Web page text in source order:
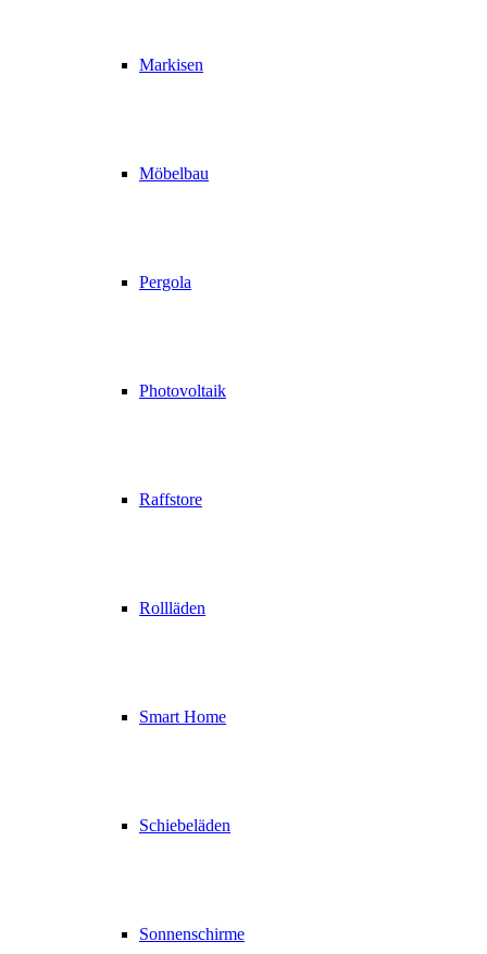
Markisen
Möbelbau
Pergola
Photovoltaik
Raffstore
Rollläden
Smart Home
Schiebeläden
Sonnenschirme